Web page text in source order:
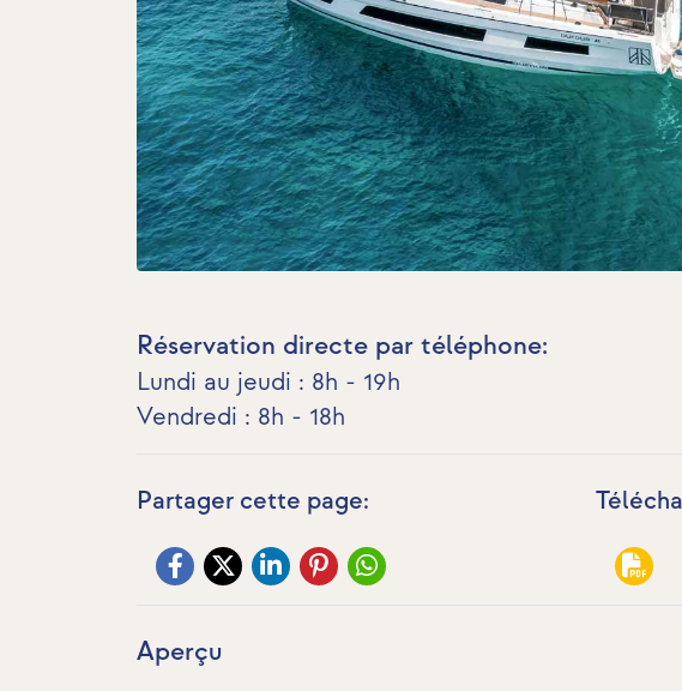
Réservation directe par téléphone:
Lundi au jeudi : 8h - 19h
Vendredi : 8h - 18h
Partager cette page:
Aperçu